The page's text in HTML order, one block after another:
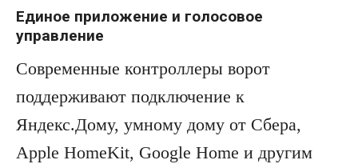
Единое приложение и голосовое
управление
Современные контроллеры ворот
поддерживают подключение к
Яндекс.Дому, умному дому от Сбера,
Apple HomeKit, Google Home и другим